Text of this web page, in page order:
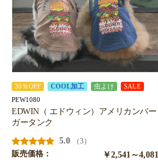
30％OFF COOL加工 虫よけ SALE
PEW1080
EDWIN（ エドウィン）アメリカンバー
ガータンク
5.0
（3）
販売価格：
￥2,541～4,081